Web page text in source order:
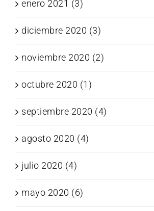
enero 2021 (3)
diciembre 2020 (3)
noviembre 2020 (2)
octubre 2020 (1)
septiembre 2020 (4)
agosto 2020 (4)
julio 2020 (4)
mayo 2020 (6)